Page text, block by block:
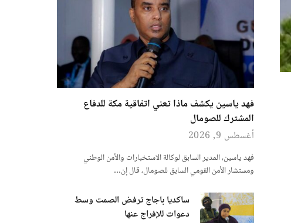
فهد ياسين يكشف ماذا تعني اتفاقية مكة للدفاع
المشترك للصومال
أغسطس 9, 2026
فهد ياسين، المدير السابق لوكالة الاستخبارات والأمن الوطني
ومستشار الأمن القومي السابق للصومال، قال إن…
ساكديا باجاج ترفض الصمت وسط
دعوات للإفراج عنها